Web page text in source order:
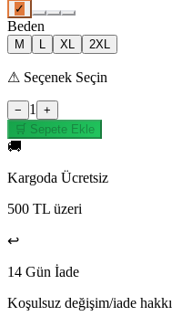
✓
Beden
M XL 2XL
⚠ Seçenek Seçin
− 1
+
🛒 Sepete Ekle
🚚
Kargoda Ücretsiz
500 TL üzeri
↩️
14 Gün İade
Koşulsuz değişim/iade hakkı